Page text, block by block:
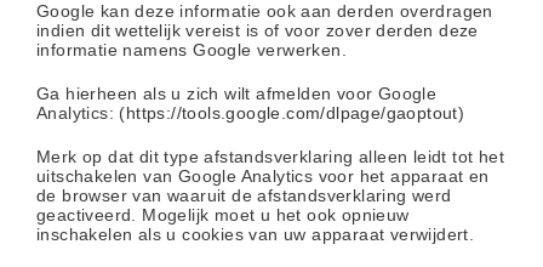
Google kan deze informatie ook aan derden overdragen
indien dit wettelijk vereist is of voor zover derden deze
informatie namens Google verwerken.
Ga hierheen als u zich wilt afmelden voor Google
Analytics: (https://tools.google.com/dlpage/gaoptout)
Merk op dat dit type afstandsverklaring alleen leidt tot het
uitschakelen van Google Analytics voor het apparaat en
de browser van waaruit de afstandsverklaring werd
geactiveerd. Mogelijk moet u het ook opnieuw
inschakelen als u cookies van uw apparaat verwijdert.